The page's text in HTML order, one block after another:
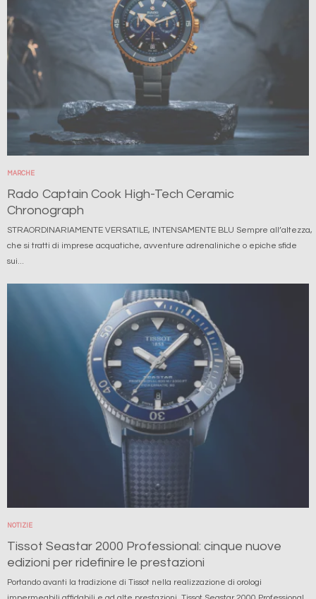
MARCHE
Rado Captain Cook High-Tech Ceramic
Chronograph
STRAORDINARIAMENTE VERSATILE, INTENSAMENTE BLU Sempre all’altezza,
che si tratti di imprese acquatiche, avventure adrenaliniche o epiche sfide
sui...
NOTIZIE
Tissot Seastar 2000 Professional: cinque nuove
edizioni per ridefinire le prestazioni
Portando avanti la tradizione di Tissot nella realizzazione di orologi